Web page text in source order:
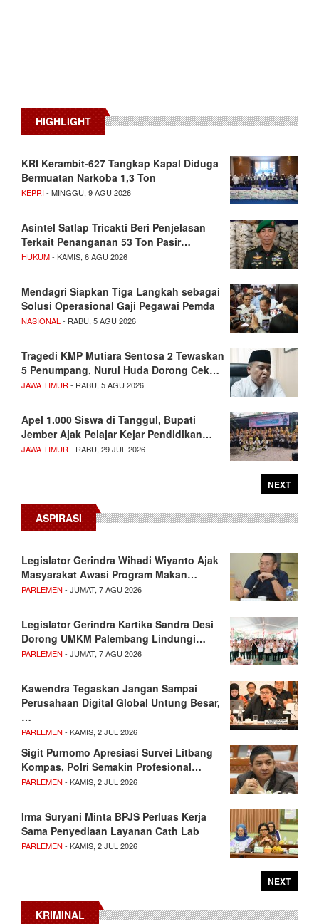
HIGHLIGHT
KRI Kerambit-627 Tangkap Kapal Diduga
Bermuatan Narkoba 1,3 Ton
KEPRI- MINGGU, 9 AGU 2026
Asintel Satlap Tricakti Beri Penjelasan
Terkait Penanganan 53 Ton Pasir…
HUKUM- KAMIS, 6 AGU 2026
Mendagri Siapkan Tiga Langkah sebagai
Solusi Operasional Gaji Pegawai Pemda
NASIONAL - RABU, 5 AGU 2026
Tragedi KMP Mutiara Sentosa 2 Tewaskan
5 Penumpang, Nurul Huda Dorong Cek…
JAWA TIMUR - RABU, 5 AGU 2026
Apel 1.000 Siswa di Tanggul, Bupati
Jember Ajak Pelajar Kejar Pendidikan…
JAWA TIMUR - RABU, 29 JUL 2026
NEXT
ASPIRASI
Legislator Gerindra Wihadi Wiyanto Ajak
Masyarakat Awasi Program Makan…
PARLEMEN - JUMAT, 7 AGU 2026
Legislator Gerindra Kartika Sandra Desi
Dorong UMKM Palembang Lindungi…
PARLEMEN - JUMAT, 7 AGU 2026
Kawendra Tegaskan Jangan Sampai
Perusahaan Digital Global Untung Besar,
…
PARLEMEN - KAMIS, 2 JUL 2026
Sigit Purnomo Apresiasi Survei Litbang
Kompas, Polri Semakin Profesional…
PARLEMEN - KAMIS, 2 JUL 2026
Irma Suryani Minta BPJS Perluas Kerja
Sama Penyediaan Layanan Cath Lab
PARLEMEN - KAMIS, 2 JUL 2026
NEXT
KRIMINAL